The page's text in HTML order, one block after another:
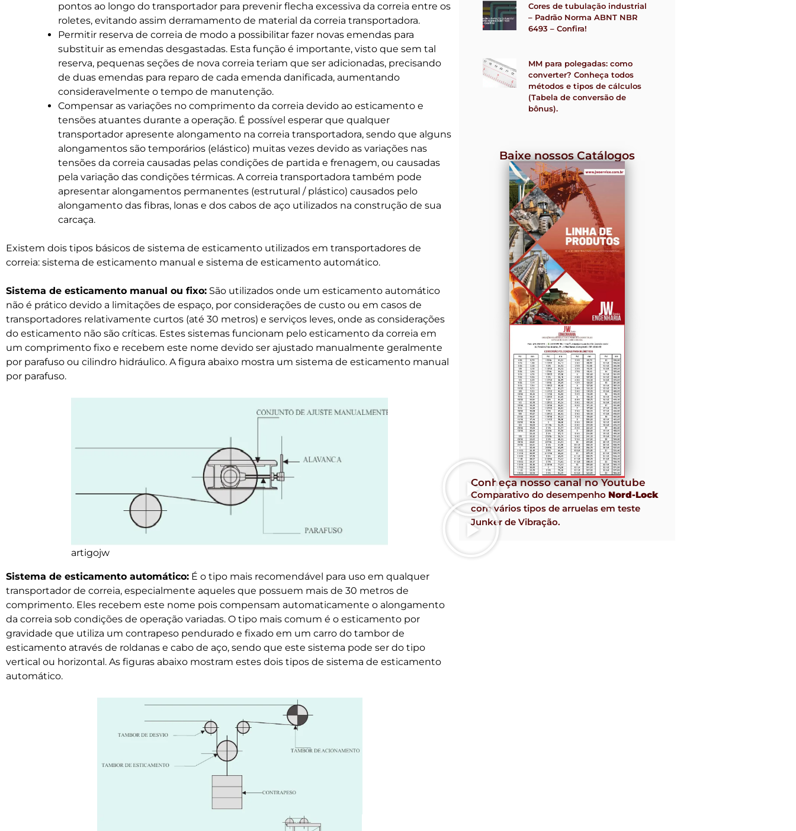
pontos ao longo do transportador para prevenir flecha excessiva da correia entre os
roletes, evitando assim derramamento de material da correia transportadora.
Permitir reserva de correia de modo a possibilitar fazer novas emendas para
substituir as emendas desgastadas. Esta função é importante, visto que sem tal
reserva, pequenas seções de nova correia teriam que ser adicionadas, precisando
de duas emendas para reparo de cada emenda danificada, aumentando
consideravelmente o tempo de manutenção.
Compensar as variações no comprimento da correia devido ao esticamento e
tensões atuantes durante a operação. É possível esperar que qualquer
transportador apresente alongamento na correia transportadora, sendo que alguns
alongamentos são temporários (elástico) muitas vezes devido as variações nas
tensões da correia causadas pelas condições de partida e frenagem, ou causadas
pela variação das condições térmicas. A correia transportadora também pode
apresentar alongamentos permanentes (estrutural / plástico) causados pelo
alongamento das fibras, lonas e dos cabos de aço utilizados na construção de sua
carcaça.
Existem dois tipos básicos de sistema de esticamento utilizados em transportadores de
correia: sistema de esticamento manual e sistema de esticamento automático.
Sistema de esticamento manual ou fixo: São utilizados onde um esticamento automático
não é prático devido a limitações de espaço, por considerações de custo ou em casos de
transportadores relativamente curtos (até 30 metros) e serviços leves, onde as considerações
do esticamento não são críticas. Estes sistemas funcionam pelo esticamento da correia em
um comprimento fixo e recebem este nome devido ser ajustado manualmente geralmente
por parafuso ou cilindro hidráulico. A figura abaixo mostra um sistema de esticamento manual
por parafuso.
artigojw
Sistema de esticamento automático: É o tipo mais recomendável para uso em qualquer
transportador de correia, especialmente aqueles que possuem mais de 30 metros de
comprimento. Eles recebem este nome pois compensam automaticamente o alongamento
da correia sob condições de operação variadas. O tipo mais comum é o esticamento por
gravidade que utiliza um contrapeso pendurado e fixado em um carro do tambor de
esticamento através de roldanas e cabo de aço, sendo que este sistema pode ser do tipo
vertical ou horizontal. As figuras abaixo mostram estes dois tipos de sistema de esticamento
automático.
Cores de tubulação industrial
– Padrão Norma ABNT NBR
6493 – Confira!
MM para polegadas: como
converter? Conheça todos
métodos e tipos de cálculos
(Tabela de conversão de
bônus).
Baixe nossos Catálogos
Conheça nosso canal no Youtube
Comparativo do desempenhoNord-Lock
com vários tipos de arruelas em teste
Junker de Vibração.